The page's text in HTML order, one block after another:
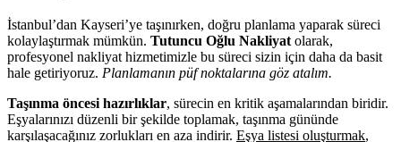
İstanbul’dan Kayseri’ye taşınırken, doğru planlama yaparak süreci
kolaylaştırmak mümkün. Tutuncu Oğlu Nakliyat olarak,
profesyonel nakliyat hizmetimizle bu süreci sizin için daha da basit
hale getiriyoruz. Planlamanın püf noktalarına göz atalım.
Taşınma öncesi hazırlıklar, sürecin en kritik aşamalarından biridir.
Eşyalarınızı düzenli bir şekilde toplamak, taşınma gününde
karşılaşacağınız zorlukları en aza indirir. Eşya listesi oluşturmak,